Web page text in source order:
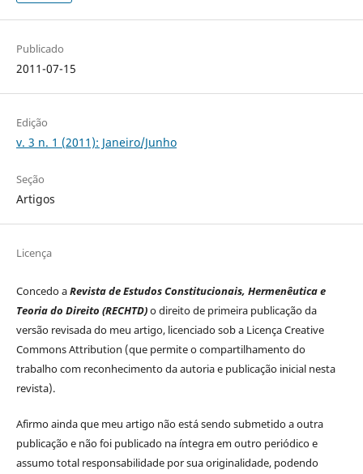
Publicado
2011-07-15
Edição
v. 3 n. 1 (2011): Janeiro/Junho
Seção
Artigos
Licença
Concedo aRevista de Estudos Constitucionais, Hermenêutica e
Teoria do Direito (RECHTD)o direito de primeira publicação da
versão revisada do meu artigo, licenciado sob a Licença Creative
Commons Attribution (que permite o compartilhamento do
trabalho com reconhecimento da autoria e publicação inicial nesta
revista).
Afirmo ainda que meu artigo não está sendo submetido a outra
publicação e não foi publicado na íntegra em outro periódico e
assumo total responsabilidade por sua originalidade, podendo